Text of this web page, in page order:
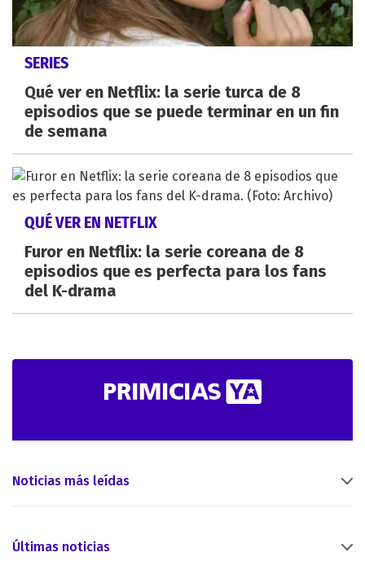
SERIES
Qué ver en Netflix: la serie turca de 8
episodios que se puede terminar en un fin
de semana
QUÉ VER EN NETFLIX
Furor en Netflix: la serie coreana de 8
episodios que es perfecta para los fans
del K-drama
Noticias más leídas
Últimas noticias